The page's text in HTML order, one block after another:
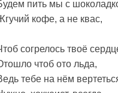
пить мы с
кофе, а не квас,
согрелось твоё
чтоб ото льда,
тебе на нём